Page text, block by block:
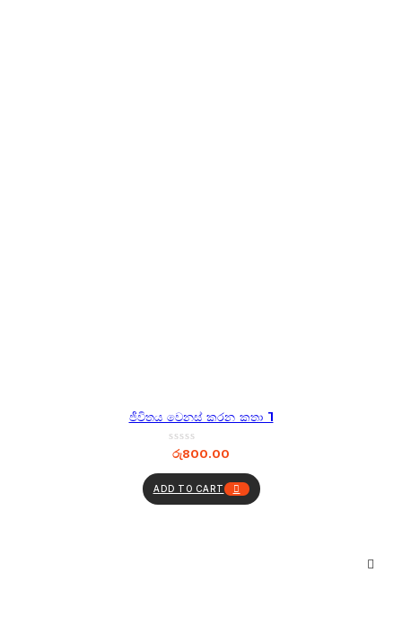
ජීවිතය වෙනස් කරන කතා 1
රු800.00
ADD TO CART